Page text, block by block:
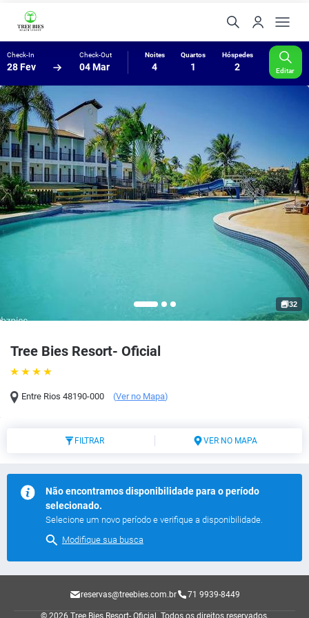
Check-In
28 Fev
Check-Out
04 Mar
Noites
4
Quartos
1
Hóspedes
2 Editar
Tree Bies Resort- Oficial
Entre Rios 48190-000 (Ver no Mapa)
32
FILTRAR VER NO MAPA
Não encontramos disponibilidade para o período
selecionado.
Selecione um novo período e verifique a disponibilidade.
Modifique sua busca
reservas@treebies.com.br 71 9939-8449
© 2026 Tree Bies Resort- Oficial. Todos os direitos reservados.